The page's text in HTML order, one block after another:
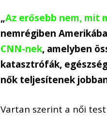
„Az erősebb nem, mit
nemrégiben
CNN-nek, amelyben
katasztrófák,
nők teljesítenek
Vartan szerint a női